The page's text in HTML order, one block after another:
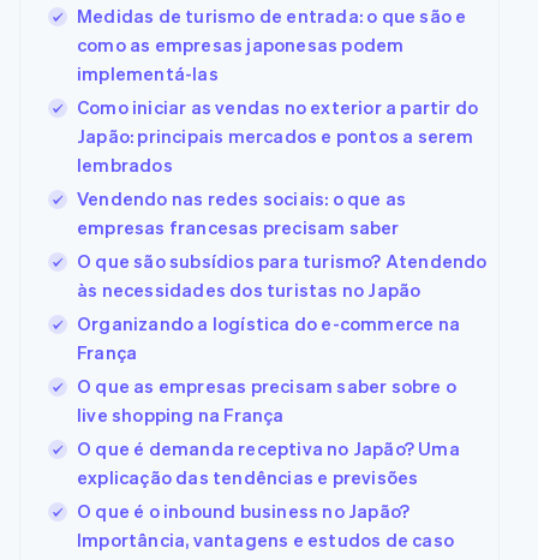
Medidas de turismo de entrada: o que são e
como as empresas japonesas podem
implementá-las
Como iniciar as vendas no exterior a partir do
Japão: principais mercados e pontos a serem
lembrados
Vendendo nas redes sociais: o que as
empresas francesas precisam saber
O que são subsídios para turismo? Atendendo
às necessidades dos turistas no Japão
Organizando a logística do e-commerce na
França
O que as empresas precisam saber sobre o
live shopping na França
O que é demanda receptiva no Japão? Uma
explicação das tendências e previsões
O que é o inbound business no Japão?
Importância, vantagens e estudos de caso